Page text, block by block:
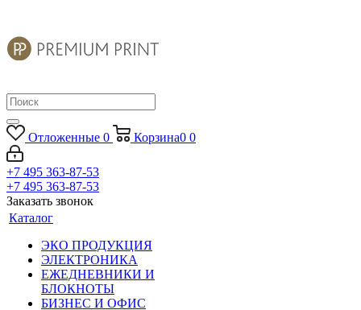
Отложенные 0 Корзина0 0
+7 495 363-87-53
+7 495 363-87-53
Заказать звонок
Каталог
ЭКО ПРОДУКЦИЯ
ЭЛЕКТРОНИКА
ЕЖЕДНЕВНИКИ И
БЛОКНОТЫ
БИЗНЕС И ОФИС